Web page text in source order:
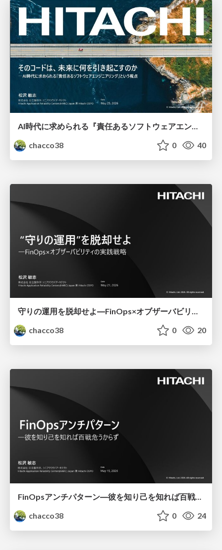
AI時代に求められる『責任あるソフトウェアエンジニアリング』という視点
chacco38
0 40
守りの運用を脱却せよ―FinOps×オブザーバビリティの実践戦略
chacco38
0 20
FinOpsアンチパターン―彼を知り己を知れば百戦危うからず
chacco38
0 24